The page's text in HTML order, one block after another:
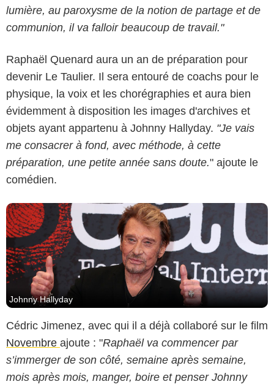
lumière, au paroxysme de la notion de partage et de
communion, il va falloir beaucoup de travail."
Raphaël Quenard aura un an de préparation pour
devenir Le Taulier. Il sera entouré de coachs pour le
physique, la voix et les chorégraphies et aura bien
évidemment à disposition les images d'archives et
objets ayant appartenu à Johnny Hallyday. "Je vais
me consacrer à fond, avec méthode, à cette
préparation, une petite année sans doute." ajoute le
comédien.
Johnny Hallyday
Cédric Jimenez, avec qui il a déjà collaboré sur le film
Novembre ajoute : "Raphaël va commencer par
s’immerger de son côté, semaine après semaine,
mois après mois, manger, boire et penser Johnny